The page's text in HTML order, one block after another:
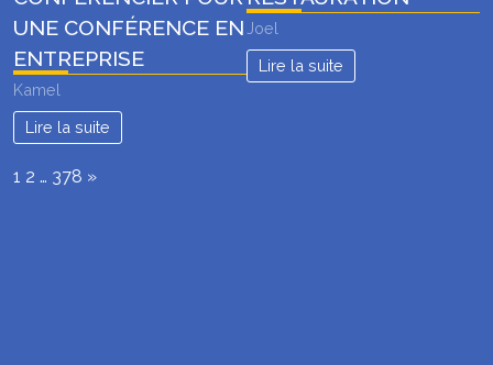
UNE CONFÉRENCE EN
ENTREPRISE
Kamel
Lire la suite
Joel
Lire la suite
Page:
1 2 … 378 Next
»